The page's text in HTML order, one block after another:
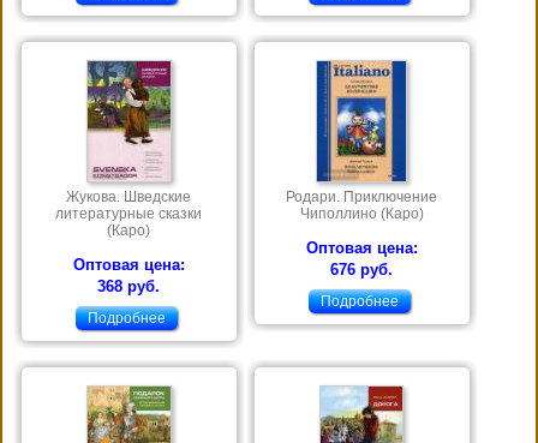
Жукова. Шведские
литературные сказки
(Каро)
Оптовая цена:
368 руб.
Подробнее
Родари. Приключение
Чиполлино (Каро)
Оптовая цена:
676 руб.
Подробнее